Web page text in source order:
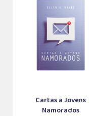
Cartas a Jovens
Namorados